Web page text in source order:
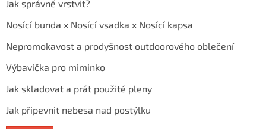
Jak správně vrstvit?
Nosící bunda x Nosící vsadka x Nosící kapsa
Nepromokavost a prodyšnost outdoorového oblečení
Výbavička pro miminko
Jak skladovat a prát použité pleny
Jak připevnit nebesa nad postýlku